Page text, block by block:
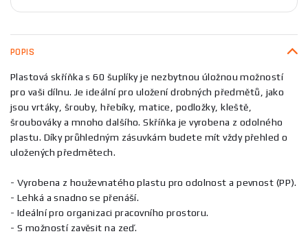
POPIS
Plastová skříňka s 60 šuplíky je nezbytnou úložnou možností
pro vaši dílnu. Je ideální pro uložení drobných předmětů, jako
jsou vrtáky, šrouby, hřebíky, matice, podložky, kleště,
šroubováky a mnoho dalšího. Skříňka je vyrobena z odolného
plastu. Díky průhledným zásuvkám budete mít vždy přehled o
uložených předmětech.
- Vyrobena z houževnatého plastu pro odolnost a pevnost (PP).
- Lehká a snadno se přenáší.
- Ideální pro organizaci pracovního prostoru.
- S možností zavěsit na zeď.